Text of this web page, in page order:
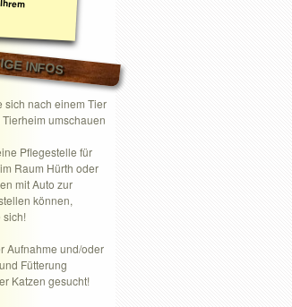
INFOS
sich nach einem Tier
umschauen
Pflegestelle für
Raum Hürth oder
mit Auto zur
können,
sich!
Aufnahme und/oder
Fütterung
Katzen gesucht!